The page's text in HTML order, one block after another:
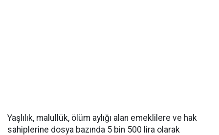
Yaşlılık, malullük, ölüm aylığı alan emeklilere ve hak
sahiplerine dosya bazında 5 bin 500 lira olarak